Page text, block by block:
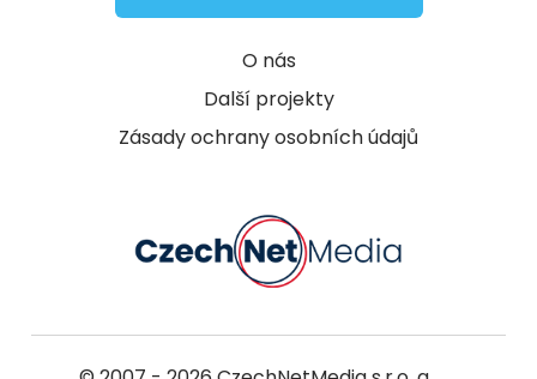
O nás
Další projekty
Zásady ochrany osobních údajů